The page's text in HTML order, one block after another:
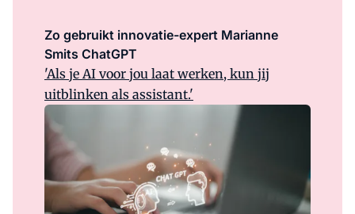
Zo gebruikt innovatie-expert Marianne
Smits ChatGPT
'Als je AI voor jou laat werken, kun jij
uitblinken als assistant.'